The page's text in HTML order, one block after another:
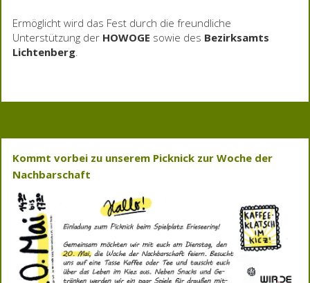
Ermöglicht wird das Fest durch die freundliche
Unterstützung der HOWOGE sowie des Bezirksamts
Lichtenberg.
Kommt vorbei zu unserem Picknick zur Woche der
Nachbarschaft